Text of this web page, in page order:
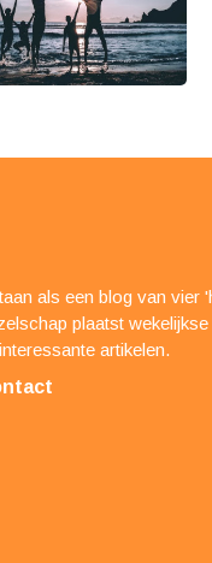
als een blog van vier
plaatst wekelijkse
artikelen.